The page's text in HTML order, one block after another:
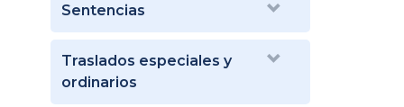
Sentencias
Traslados especiales y
ordinarios